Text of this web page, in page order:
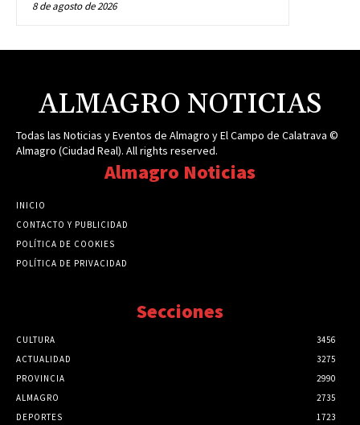
8 de agosto de 2026
ALMAGRO NOTICIAS
Todas las Noticias y Eventos de Almagro y El Campo de Calatrava ©
Almagro (Ciudad Real). All rights reserved.
Almagro Noticias
INICIO
CONTACTO Y PUBLICIDAD
POLÍTICA DE COOKIES
POLÍTICA DE PRIVACIDAD
Secciones
CULTURA
3456
ACTUALIDAD
3275
PROVINCIA
2990
ALMAGRO
2735
DEPORTES
1723